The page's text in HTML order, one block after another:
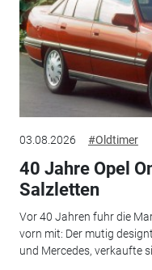
03.08.2026 #Oldtimer
40 Jahre Opel
Salzletten
Vor 40 Jahren fuhr die
vorn mit: Der mutig
und Mercedes, verkaufte